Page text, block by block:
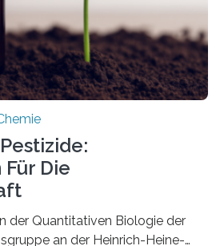
Mesozoikum dar, denn…
Die
der Quantitativen Biologie der
an der Heinrich-Heine-